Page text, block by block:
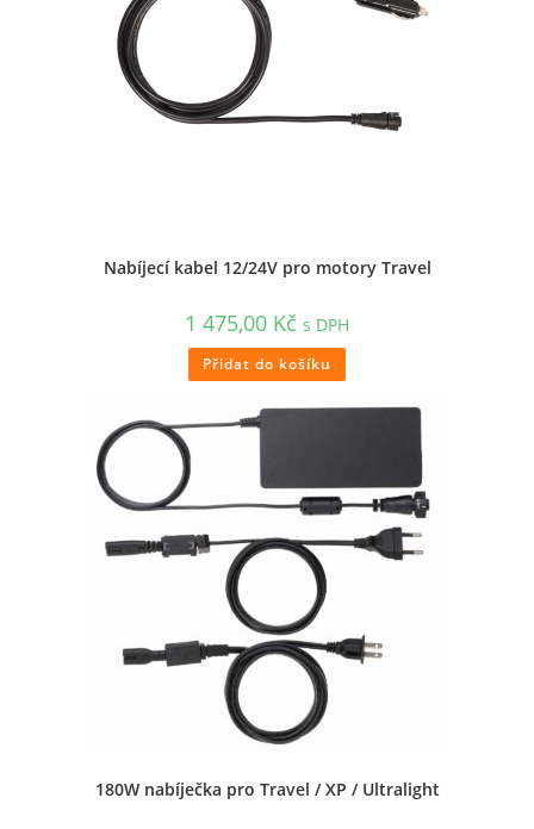
Nabíjecí kabel 12/24V pro motory Travel
1 475,00 Kč s DPH
Přidat do košíku
180W nabíječka pro Travel / XP / Ultralight